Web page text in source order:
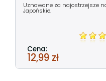
Uznawane za najostrzejsze
Japońskie.
Cena:
12,99 zł